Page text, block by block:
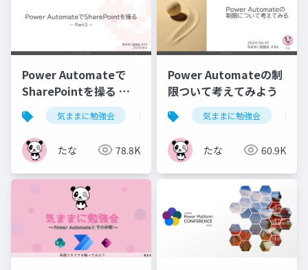
Power Automateで
SharePointを操る ～
Part ３～気ままに勉強会 powerautomate sharepoint
たな 78.8K
Power Automateの制
限ついて考えてみよう
気ままに勉強会
たな 60.9K